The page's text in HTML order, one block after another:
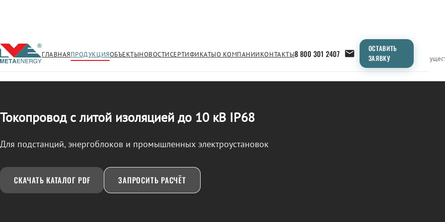
ГЛАВНАЯПРОДУКЦИЯОБЪЕКТЫНОВОСТИСЕРТИФИКАТЫО КОМПАНИИКОНТАКТЫ8 800 301 2407
ОСТАВИТЬ
ЗАЯВКУ
← Продукция/ТОКОПРОВОД Применение Продукция ТипоразмерыСравнение
Токопровод с литой изоляцией до 10 кВ IP68
Для подстанций, энергоблоков и промышленных электроустановок
СКАЧАТЬ КАТАЛОГ PDF ЗАПРОСИТЬ РАСЧЁТ